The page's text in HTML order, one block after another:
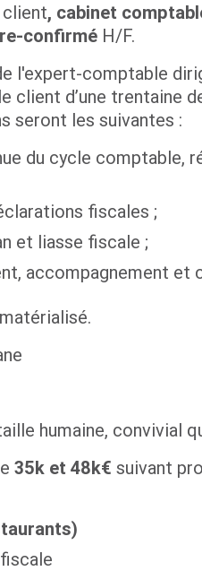
, cabinet
confirméH/F.
l'expert-comptable
client d’une trentaine
seront les suivantes :
du cycle comptable,
fiscales ;
et liasse fiscale ;
accompagnement et
humaine, convivial
35k et 48k€ suivant